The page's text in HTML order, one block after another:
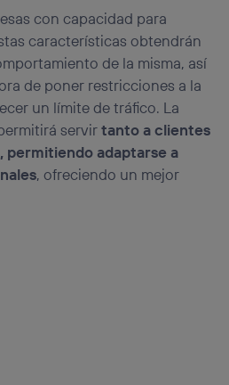
con capacidad para
características obtendrán
de la misma, así
de poner restricciones a la
un límite de tráfico. La
servirtanto a clientes
permitiendo adaptarse a
, ofreciendo un mejor
inferior de esta página web o
de Utiq
información, consulta
de Utiq.